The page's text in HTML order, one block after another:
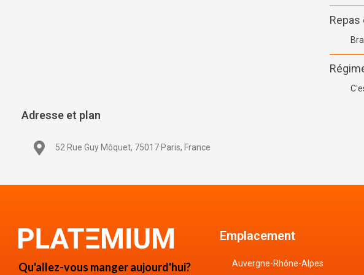
Repas
Adresse et plan
52 Rue Guy Môquet, 75017 Paris, France
Qu'allez-vous manger aujourd'hui?
Emplacement
Auvergne-Rhône-Alpes